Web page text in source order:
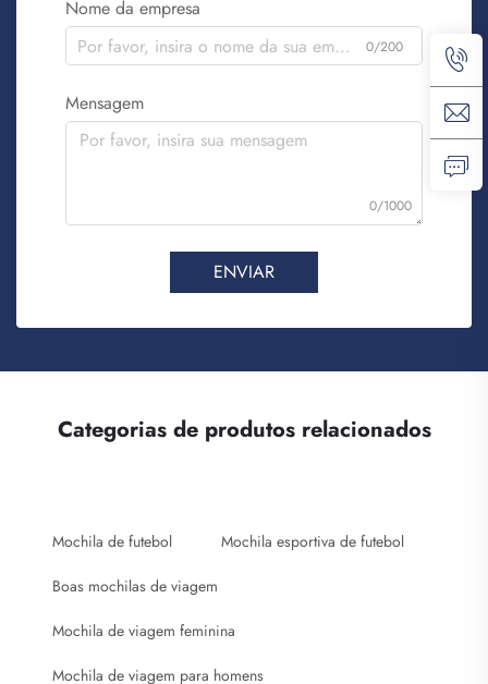
Nome da empresa
0/200
Mensagem
0/1000
ENVIAR
Categorias de produtos relacionados
Mochila de futebol Mochila esportiva de futebol
Boas mochilas de viagem
Mochila de viagem feminina
Mochila de viagem para homens